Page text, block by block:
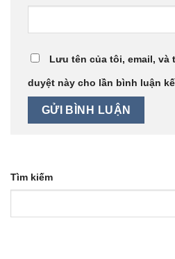
Lưu tên của tôi, email, và
duyệt này cho lần bình luận
Tìm kiếm